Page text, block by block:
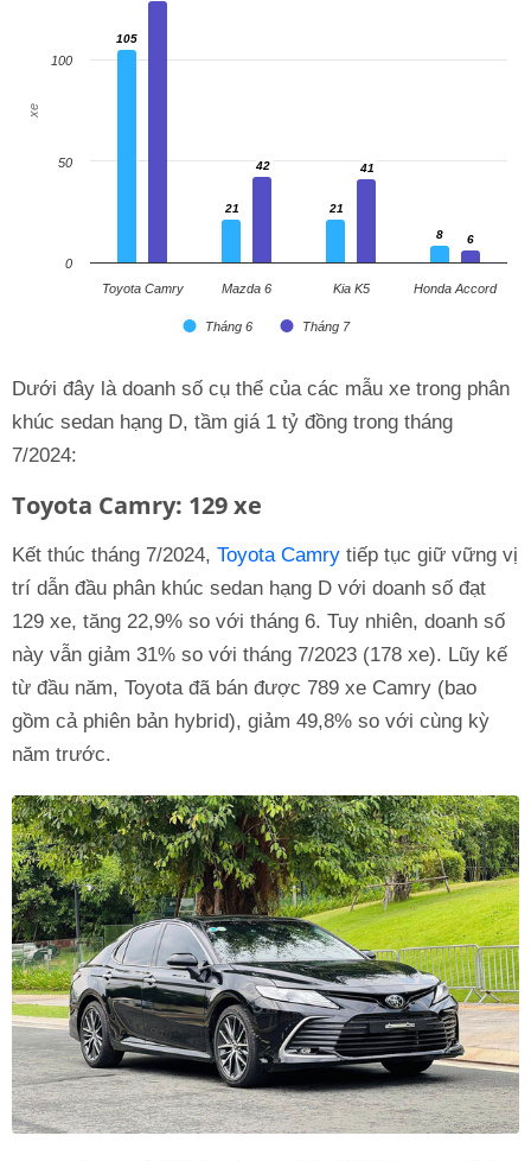
xe
105
105
21
21 21
21
8
8
42
42 41
41
6
6
Tháng 6 Tháng 7
Toyota Camry Mazda 6 Kia K5 Honda Accord
0
50
100
Dưới đây là doanh số cụ thể của các mẫu xe trong phân
khúc sedan hạng D, tầm giá 1 tỷ đồng trong tháng
7/2024:
Toyota Camry: 129 xe
Kết thúc tháng 7/2024, Toyota Camry tiếp tục giữ vững vị
trí dẫn đầu phân khúc sedan hạng D với doanh số đạt
129 xe, tăng 22,9% so với tháng 6. Tuy nhiên, doanh số
này vẫn giảm 31% so với tháng 7/2023 (178 xe). Lũy kế
từ đầu năm, Toyota đã bán được 789 xe Camry (bao
gồm cả phiên bản hybrid), giảm 49,8% so với cùng kỳ
năm trước.